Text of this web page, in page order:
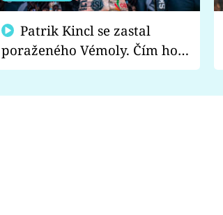
poraženého Vémoly. Čím ho
fanoušci naštvali?